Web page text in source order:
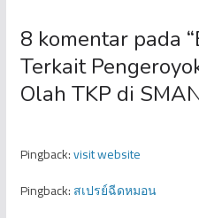
8 komentar pada “
Terkait
Olah TKP di
Pingback:visit website
Pingback:สเปรย์ฉีดหมอน